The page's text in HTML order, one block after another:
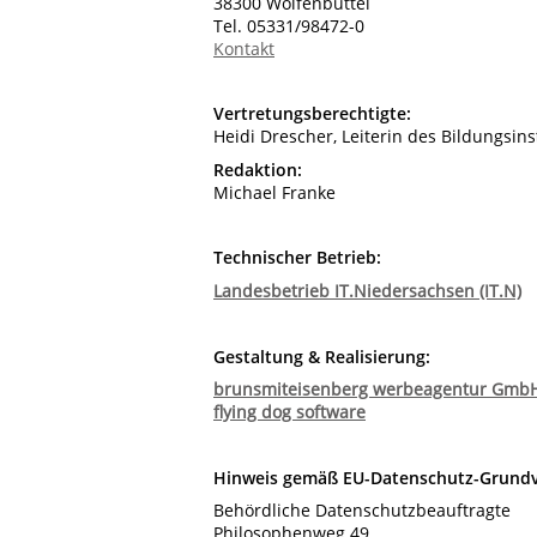
Tel. 05331/98472-0
Kontakt
Vertretungsberechtigte:
Heidi Drescher, Leiterin des
Redaktion:
Michael Franke
Technischer Betrieb:
Landesbetrieb IT.Niedersachsen (IT.N)
Gestaltung & Realisierung:
brunsmiteisenberg werbeagentur
flying dog software
Hinweis gemäß EU-Datenschutz-
Behördliche Datenschutzbeauftragte